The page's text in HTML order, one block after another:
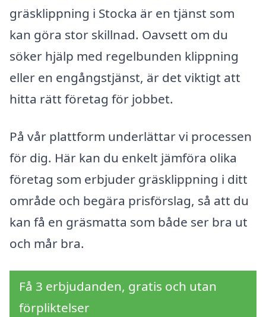
gräsklippning i Stocka är en tjänst som
kan göra stor skillnad. Oavsett om du
söker hjälp med regelbunden klippning
eller en engångstjänst, är det viktigt att
hitta rätt företag för jobbet.
På vår plattform underlättar vi processen
för dig. Här kan du enkelt jämföra olika
företag som erbjuder gräsklippning i ditt
område och begära prisförslag, så att du
kan få en gräsmatta som både ser bra ut
och mår bra.
Få 3 erbjudanden, gratis och utan
förpliktelser